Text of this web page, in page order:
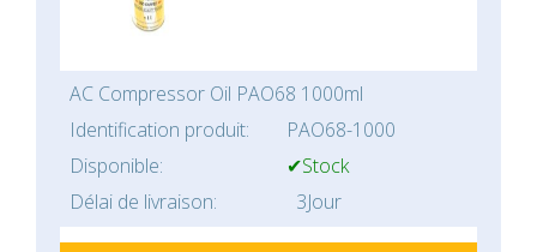
AC Compressor Oil PAO68 1000ml
Identification produit:
PAO68-1000
Disponible:
✔Stock
Délai de livraison:
3Jour